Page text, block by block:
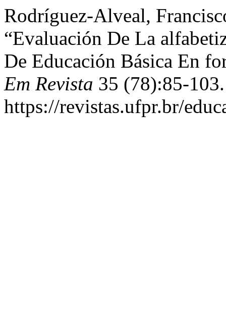
Rodríguez-Alveal,
“Evaluación De La
De Educación Básica En
Em Revista 35 (78):85-103.
https://revistas.ufpr.br/